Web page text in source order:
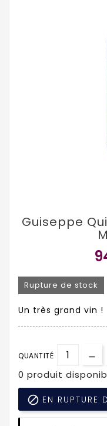
Guiseppe
Rupture de stock
Un très grand vin !
QUANTITÉ
0 produit
 EN RUPTURE